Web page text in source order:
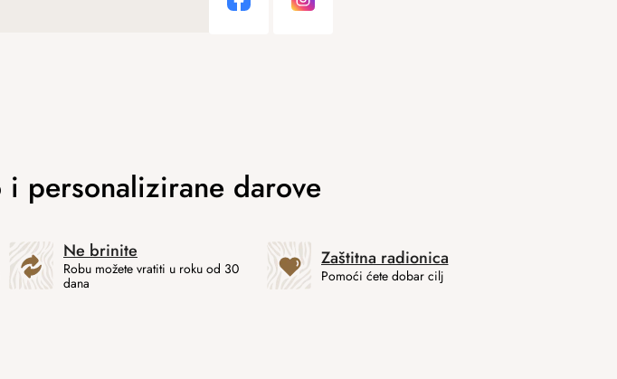
Ne brinite
Robu možete vratiti u roku od 30
dana
Zaštitna radionica
Pomoći ćete dobar cilj